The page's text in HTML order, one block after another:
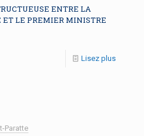
ENTRE LA
LE PREMIER MINISTRE
Lisez plus
Paratte